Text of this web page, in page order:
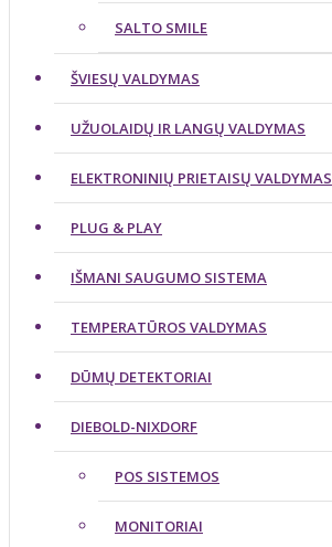
SALTO SMILE
ŠVIESŲ VALDYMAS
UŽUOLAIDŲ IR LANGŲ VALDYMAS
ELEKTRONINIŲ PRIETAISŲ VALDYMAS
PLUG & PLAY
IŠMANI SAUGUMO SISTEMA
TEMPERATŪROS VALDYMAS
DŪMŲ DETEKTORIAI
DIEBOLD-NIXDORF
POS SISTEMOS
MONITORIAI